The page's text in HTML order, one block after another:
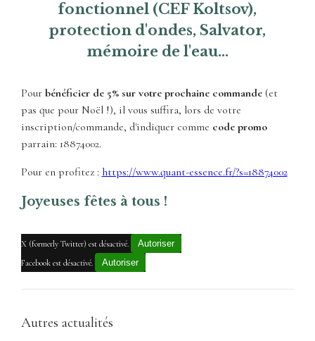
fonctionnel (CEF Koltsov),
protection d'ondes, Salvator,
mémoire de l'eau...
Pour bénéficier de 5% sur votre prochaine commande(et
pas que pour Noël !), il vous suffira, lors de votre
inscription/commande, d'indiquer comme code promo
parrain: 18874002.
Pour en profitez : https://www.quant-essence.fr/?s=18874002
Joyeuses fêtes à tous !
X (formerly Twitter) est désactivé. Autoriser
Facebook est désactivé. Autoriser
Autres actualités